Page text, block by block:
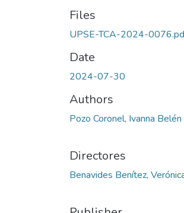
Files
UPSE-TCA-2024-
Date
2024-07-30
Authors
Pozo Coronel, Ivanna Belén
Directores
Benavides Benítez,